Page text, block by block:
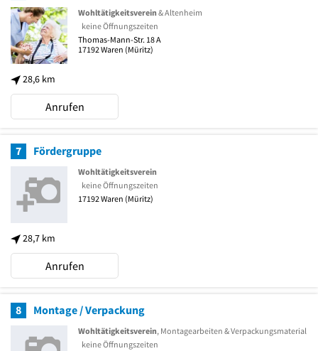
28,6 km
Wohltätigkeitsverein & Altenheim
keine Öffnungszeiten
Thomas-Mann-Str. 18 A
17192 Waren (Müritz)
Anrufen
7 Fördergruppe
28,7 km
Wohltätigkeitsverein
keine Öffnungszeiten
17192 Waren (Müritz)
Anrufen
8 Montage / Verpackung
Wohltätigkeitsverein, Montagearbeiten & Verpackungsmaterial
keine Öffnungszeiten